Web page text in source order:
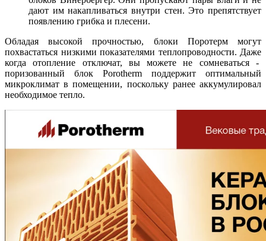
дают им накапливаться внутри стен. Это препятствует
появлению грибка и плесени.
Обладая высокой прочностью, блоки Поротерм могут
похвастаться низкими показателями теплопроводности. Даже
когда отопление отключат, вы можете не сомневаться -
поризованный блок Porotherm поддержит оптимальный
микроклимат в помещении, поскольку ранее аккумулировал
необходимое тепло.